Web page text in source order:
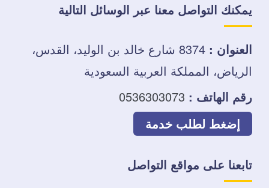
يمكنك التواصل معنا عبر الوسائل التالية
العنوان :
8374 شارع خالد بن الوليد، القدس،
الرياض، المملكة العربية السعودية
رقم الهاتف : 0536303073
إضغط لطلب خدمة
تابعنا على مواقع التواصل